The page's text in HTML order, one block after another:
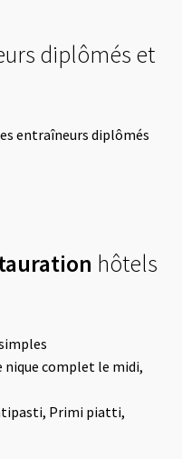
diplômés et
entraîneurs diplômés
hôtels
nique complet le midi,
Primi piatti,